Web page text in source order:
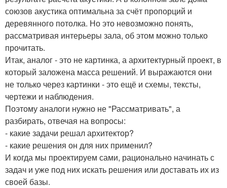
союзов акустика оптимальна за счёт пропорций и
деревянного потолка. Но это невозможно понять,
рассматривая интерьеры зала, об этом можно только
прочитать.
Итак, аналог - это не картинка, а архитектурный проект, в
который заложена масса решений. И выражаются они
не только через картинки - это ещё и схемы, тексты,
чертежи и наблюдения.
Поэтому аналоги нужно не "Рассматривать", а
разбирать, отвечая на вопросы:
- какие задачи решал архитектор?
- какие решения он для них применил?
И когда мы проектируем сами, рационально начинать с
задач и уже под них искать решения или доставать их из
своей базы.